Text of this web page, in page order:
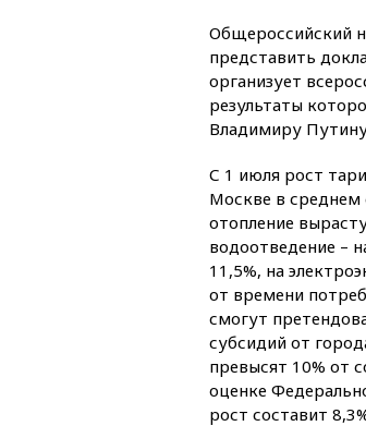
Общероссийский
представить
организует
результаты
Владимиру
С 1 июля рост
Москве в среднем
отопление
водоотведение –
11,5%, на
от времени
смогут
субсидий от
превысят 10% от
оценке
рост составит